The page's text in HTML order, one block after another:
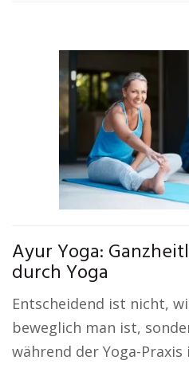
Ayur Yoga:
durch Yoga
Entscheidend ist nicht,
beweglich man ist,
während der Yoga-